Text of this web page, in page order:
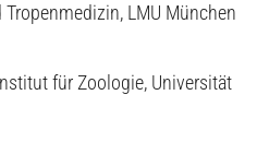
LMU München
für Zoologie, Universität